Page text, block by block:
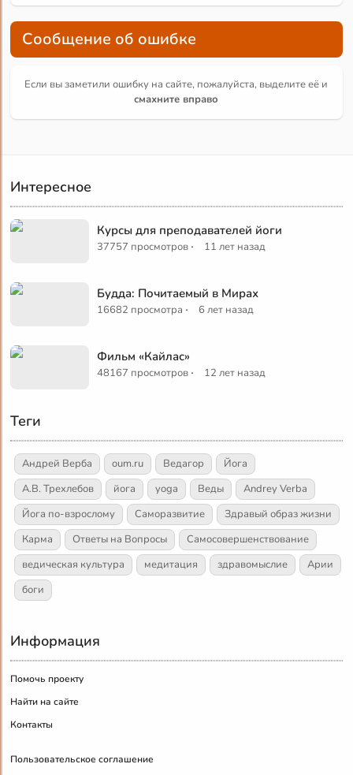
Сообщение об ошибке
Если вы заметили ошибку на сайте, пожалуйста, выделите её и
смахните вправо
Интересное
Курсы для преподавателей йоги
37757 просмотров · 11 лет назад
Будда: Почитаемый в Мирах
16682 просмотра · 6 лет назад
Фильм «Кайлас»
48167 просмотров · 12 лет назад
Теги
Андрей Верба oum.ru Ведагор
Йога
А.В. Трехлебов
йога yoga Веды
Andrey Verba
Йога по-взрослому
Саморазвитие
Здравый образ жизни
Карма
Ответы на Вопросы
Самосовершенствование
ведическая культура
медитация здравомыслие
Арии
боги
Информация
Помочь проекту
Найти на сайте
Контакты
Пользовательское соглашение